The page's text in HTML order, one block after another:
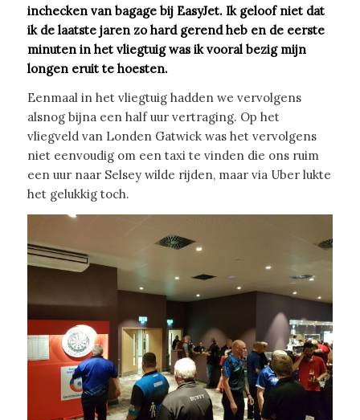
inchecken van bagage bij EasyJet. Ik geloof niet dat
ik de laatste jaren zo hard gerend heb en de eerste
minuten in het vliegtuig was ik vooral bezig mijn
longen eruit te hoesten.
Eenmaal in het vliegtuig hadden we vervolgens
alsnog bijna een half uur vertraging. Op het
vliegveld van Londen Gatwick was het vervolgens
niet eenvoudig om een taxi te vinden die ons ruim
een uur naar Selsey wilde rijden, maar via Uber lukte
het gelukkig toch.